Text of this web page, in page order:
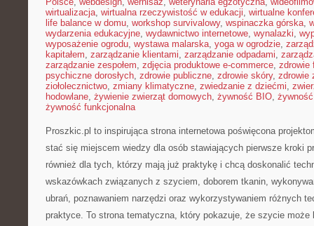
wirtualizacja, wirtualna rzeczywistość w edukacji, wirtualne
life balance w domu, workshop survivalowy, wspinaczka górska,
wydarzenia edukacyjne, wydawnictwo internetowe, wynalazki,
wyposażenie ogrodu, wystawa malarska, yoga w ogrodzie,
kapitałem, zarządzanie klientami, zarządzanie odpadami,
zarządzanie zespołem, zdjęcia produktowe e-commerce, zdrowie
psychiczne dorosłych, zdrowie publiczne, zdrowie skóry, zdrowie
ziołolecznictwo, zmiany klimatyczne, zwiedzanie z dziećmi,
hodowlane, żywienie zwierząt domowych, żywność BIO,
żywność funkcjonalna
Proszkic.pl to inspirująca strona internetowa poświęcona
stać się miejscem wiedzy dla osób stawiających pierwsze kroki
również dla tych, którzy mają już praktykę i chcą doskonalić
wskazówkach związanych z szyciem, doborem tkanin,
ubrań, poznawaniem narzędzi oraz wykorzystywaniem różnych
praktyce. To strona tematyczna, który pokazuje, że szycie